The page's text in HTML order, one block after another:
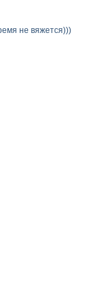
не вяжется)))